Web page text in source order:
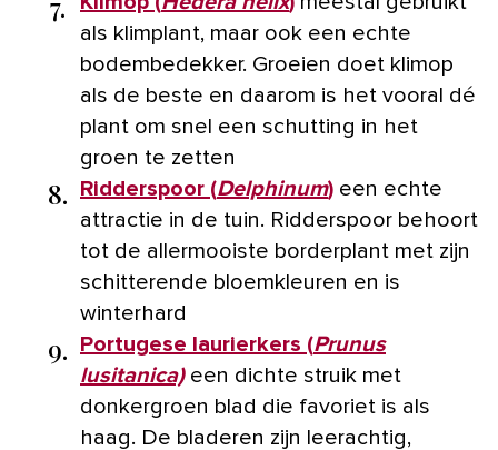
als klimplant, maar ook een echte
bodembedekker. Groeien doet klimop
als de beste en daarom is het vooral dé
plant om snel een schutting in het
groen te zetten
8. Ridderspoor (Delphinum) een echte
attractie in de tuin. Ridderspoor behoort
tot de allermooiste borderplant met zijn
schitterende bloemkleuren en is
winterhard
9. Portugese laurierkers (Prunus
lusitanica)een dichte struik met
donkergroen blad die favoriet is als
haag. De bladeren zijn leerachtig,